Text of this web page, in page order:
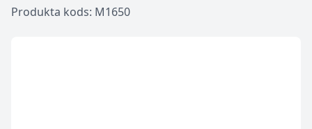
Produkta kods: M1650